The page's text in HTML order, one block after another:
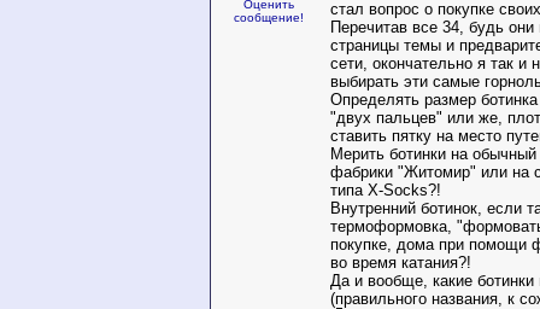
Оценить
сообщение!
стал вопрос о покупке
Перечитав все 34, будь
страницы темы и
сети, окончательно я так и
выбирать эти самые
Определять размер
"двух пальцев" или же,
ставить пятку на место
Мерить ботинки на обычный
фабрики "Житомир" или на
типа Х-Socks?!
Внутренний ботинок, если
термоформовка,
покупке, дома при помощи
во время катания?!
Да и вообще, какие
(правильного названия, к